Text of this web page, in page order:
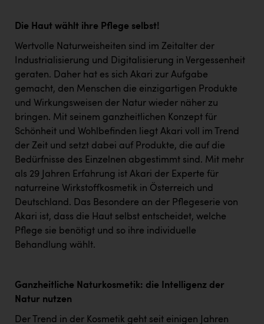
Die Haut wählt ihre Pflege selbst!
Wertvolle Naturweisheiten sind im Zeitalter der
Industrialisierung und Digitalisierung in Vergessenheit
geraten. Daher hat es sich Akari zur Aufgabe
gemacht, den Menschen die einzigartigen Produkte
und Wirkungsweisen der Natur wieder näher zu
bringen. Mit seinem ganzheitlichen Konzept für
Schönheit und Wohlbefinden liegt Akari voll im Trend
der Zeit und setzt dabei auf Produkte, die auf die
Bedürfnisse des Einzelnen abgestimmt sind. Mit mehr
als 29 Jahren Erfahrung ist Akari der Experte für
naturreine Wirkstoffkosmetik in Österreich und
Deutschland. Das Besondere an der Pflegeserie von
Akari ist, dass die Haut selbst entscheidet, welche
Pflege sie benötigt und so ihre individuelle
Behandlung wählt.
Ganzheitliche Naturkosmetik: die Intelligenz der
Natur nutzen
Der Trend in der Kosmetik geht seit einigen Jahren